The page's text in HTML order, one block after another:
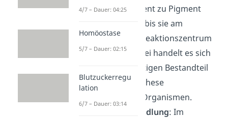
wird von Pigment zu Pigment
weitergeleitet, bis sie am
sogenannten Reaktionszentrum
ankommt. Dabei handelt es sich
um einen wichtigen Bestandteil
aller Photosynthese
betreibenden Organismen.
Energieumwandlung: Im
4/7 – Dauer: 04:25
Homöostase
5/7 – Dauer: 02:15
Blutzuckerregu
lation
6/7 – Dauer: 03:14